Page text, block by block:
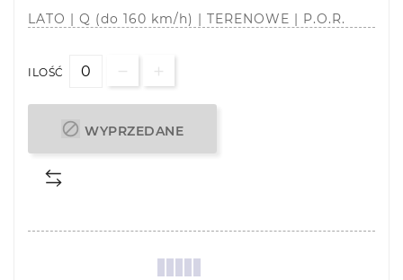
LATO | Q (do 160 km/h) | TERENOWE | P.O.R.
ILOŚĆ
 WYPRZEDANE